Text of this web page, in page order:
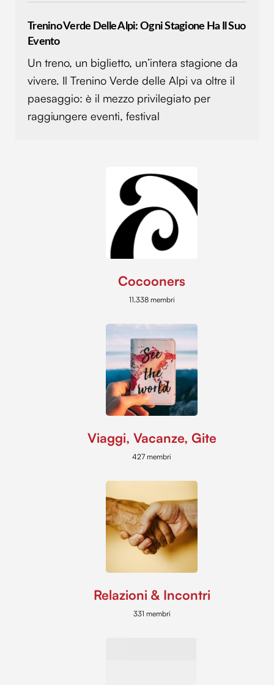
Trenino Verde Delle Alpi: Ogni Stagione Ha Il Suo
Evento
Un treno, un biglietto, un’intera stagione da
vivere. Il Trenino Verde delle Alpi va oltre il
paesaggio: è il mezzo privilegiato per
raggiungere eventi, festival
Cocooners
11.338 membri
Viaggi, Vacanze, Gite
427 membri
Relazioni & Incontri
331 membri